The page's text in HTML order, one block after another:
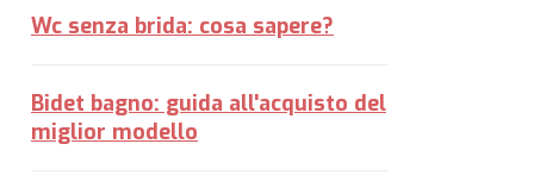
Wc senza brida: cosa sapere?
Bidet bagno: guida all'acquisto del
miglior modello